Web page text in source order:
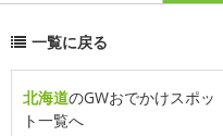
一覧に戻る
北海道のGWおでかけスポッ
ト一覧へ